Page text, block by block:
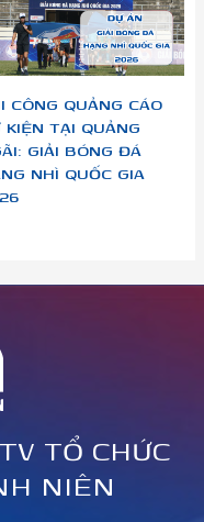
CÔNG QUẢNG CÁO
KIỆN TẠI QUẢNG
GIẢI BÓNG ĐÁ
NHÌ QUỐC GIA
TỔ CHỨC
NIÊN